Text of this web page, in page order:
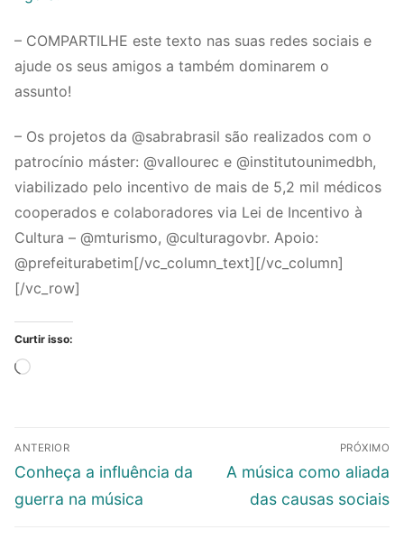
– COMPARTILHE este texto nas suas redes sociais e
ajude os seus amigos a também dominarem o
assunto!
– Os projetos da @sabrabrasil são realizados com o
patrocínio máster: @vallourec e @institutounimedbh,
viabilizado pelo incentivo de mais de 5,2 mil médicos
cooperados e colaboradores via Lei de Incentivo à
Cultura – @mturismo, @culturagovbr. Apoio:
@prefeiturabetim[/vc_column_text][/vc_column]
[/vc_row]
Curtir isso:
Carregando...
Navegação
de
Post
ANTERIOR
Post
anterior:
Conheça a influência da
guerra na música
PRÓXIMO
Próximo
post:
A música como aliada
das causas sociais